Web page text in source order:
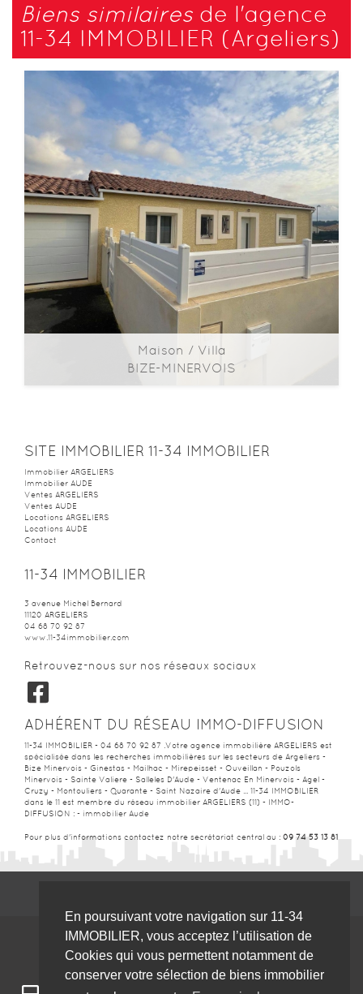
En poursuivant votre navigation sur 11-34
IMMOBILIER, vous acceptez l’utilisation de
Cookies qui vous permettent notamment de
conserver votre sélection de biens immobilier
Biens similaires de l'agence
11-34 IMMOBILIER (Argeliers)
Maison / Villa
BIZE-MINERVOIS
Maison / Villa
SITE IMMOBILIER 11-34 IMMOBILIER
Immobilier ARGELIERS
Immobilier AUDE
Ventes ARGELIERS
Ventes AUDE
Locations ARGELIERS
Locations AUDE
Contact
11-34 IMMOBILIER
3 avenue Michel Bernard
11120 ARGELIERS
04 68 70 92 87
www.11-34immobilier.com
Retrouvez-nous sur nos réseaux sociaux
ADHÉRENT DU RÉSEAU IMMO-DIFFUSION
11-34 IMMOBILIER - 04 68 70 92 87 .Votre agence immobilière ARGELIERS est
spécialisée dans les recherches immobilières sur les secteurs de Argeliers -
Bize Minervois - Ginestas - Mailhac - Mirepeisset - Ouveillan - Pouzols
Minervois - Sainte Valiere - Salleles D'Aude - Ventenac En Minervois - Agel -
Cruzy - Montouliers - Quarante - Saint Nazaire d'Aude ... 11-34 IMMOBILIER
dans le 11 est membre du réseau immobilier ARGELIERS (11) - IMMO-
DIFFUSION : - immobilier Aude
Pour plus d'informations contactez notre secrétariat central au : 09 74 53 13 81